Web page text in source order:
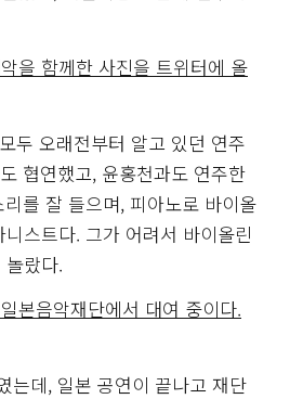
을 함께한 사진을 트위터에 올
두 오래전부터 알고 있던 연주
협연했고, 윤홍천과도 연주한
를 잘 들으며, 피아노로 바이올
스트다. 그가 어려서 바이올린
랐다.
본음악재단에서 대여 중이다.
는데, 일본 공연이 끝나고 재단